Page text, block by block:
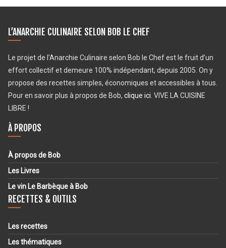
L’ANARCHIE CULINAIRE SELON BOB LE CHEF
Le projet de l’Anarchie Culinaire selon Bob le Chef est le fruit d’un
effort collectif et demeure 100% indépendant, depuis 2005. On y
propose des recettes simples, économiques et accessibles à tous.
Pour en savoir plus à propos de Bob, clique ici . VIVE LA CUISINE
LIBRE !
À PROPOS
À propos de Bob
Les Livres
Le vin Le Barbèque à Bob
RECETTES & OUTILS
Les recettes
Les thématiques